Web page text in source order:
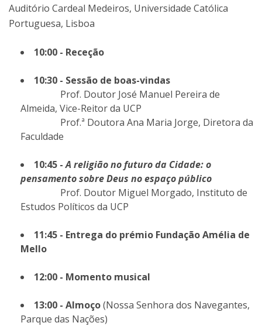
Auditório Cardeal Medeiros, Universidade Católica
Portuguesa, Lisboa
10:00 - Receção
10:30 - Sessão de boas-vindas
Prof. Doutor José Manuel Pereira de
Almeida, Vice-Reitor da UCP
Prof.ª Doutora Ana Maria Jorge, Diretora da
Faculdade
10:45 -A religião no futuro da Cidade: o
pensamento sobre Deus no espaço público
Prof. Doutor Miguel Morgado, Instituto de
Estudos Políticos da UCP
11:45 - Entrega do prémio Fundação Amélia de
Mello
12:00 - Momento musical
13:00 - Almoço(Nossa Senhora dos Navegantes,
Parque das Nações)